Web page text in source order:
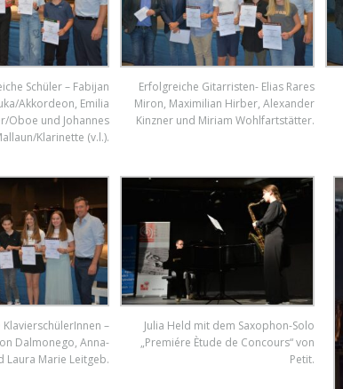
Schüler – Fabijan
Akkordeon, Emilia
Oboe und Johannes
Klarinette (v.l.).
Erfolgreiche Gitarristen- Elias Rares
Miron, Maximilian Hirber, Alexander
Kinzner und Miriam Wohlfartstätter.
–
Dalmonego, Anna-
Laura Marie Leitgeb.
Julia Held mit dem Saxophon-Solo
„Premiére Ètude de Concours“ von
Petit.